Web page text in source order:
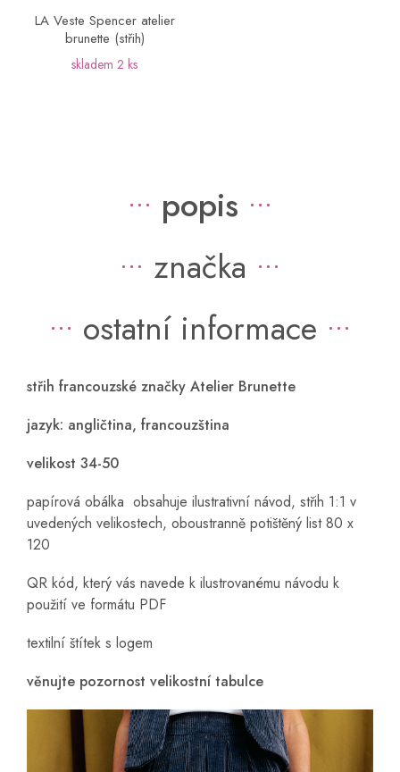
LA Veste Spencer atelier
brunette (střih)
skladem 2 ks
popis
značka
ostatní informace
střih francouzské značky Atelier Brunette
jazyk: angličtina, francouzština
velikost 34-50
papírová obálka obsahuje ilustrativní návod, střih 1:1 v
uvedených velikostech, oboustranně potištěný list 80 x
120
QR kód, který vás navede k ilustrovanému návodu k
použití ve formátu PDF
textilní štítek s logem
věnujte pozornost velikostní tabulce